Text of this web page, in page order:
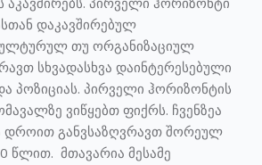
დაკავშირებულ
თუ ორგანიზაციულ
სხვადასხვა დაინტერესებული
პოზიციას. პირველი ჰორიზონტის
ვიწყებთ ფიქრს. ჩვენზეა
დროით განვსაზღვრავთ შორეულ
წლით. მთავარია მესამე